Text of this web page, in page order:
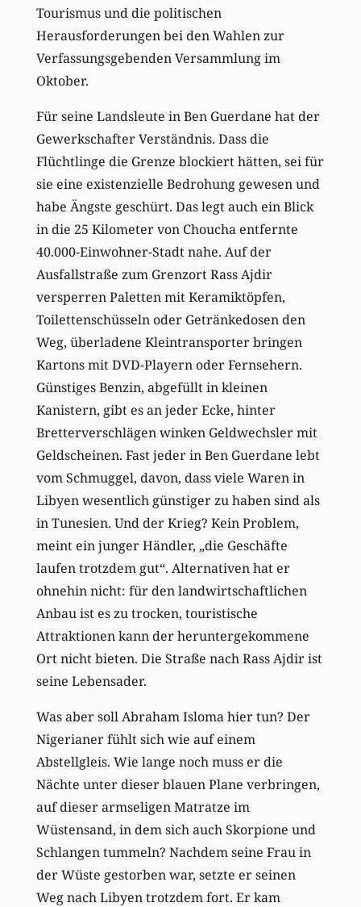
Tourismus und die politischen
Herausforderungen bei den Wahlen zur
Verfassungsgebenden Versammlung im
Oktober.
Für seine Landsleute in Ben Guerdane hat der
Gewerkschafter Verständnis. Dass die
Flüchtlinge die Grenze blockiert hätten, sei für
sie eine existenzielle Bedrohung gewesen und
habe Ängste geschürt. Das legt auch ein Blick
in die 25 Kilometer von Choucha entfernte
40.000-Einwohner-Stadt nahe. Auf der
Ausfallstraße zum Grenzort Rass Ajdir
versperren Paletten mit Keramiktöpfen,
Toilettenschüsseln oder Getränkedosen den
Weg, überladene Kleintransporter bringen
Kartons mit DVD-Playern oder Fernsehern.
Günstiges Benzin, abgefüllt in kleinen
Kanistern, gibt es an jeder Ecke, hinter
Bretterverschlägen winken Geldwechsler mit
Geldscheinen. Fast jeder in Ben Guerdane lebt
vom Schmuggel, davon, dass viele Waren in
Libyen wesentlich günstiger zu haben sind als
in Tunesien. Und der Krieg? Kein Problem,
meint ein junger Händler, „die Geschäfte
laufen trotzdem gut“. Alternativen hat er
ohnehin nicht: für den landwirtschaftlichen
Anbau ist es zu trocken, touristische
Attraktionen kann der heruntergekommene
Ort nicht bieten. Die Straße nach Rass Ajdir ist
seine Lebensader.
Was aber soll Abraham Isloma hier tun? Der
Nigerianer fühlt sich wie auf einem
Abstellgleis. Wie lange noch muss er die
Nächte unter dieser blauen Plane verbringen,
auf dieser armseligen Matratze im
Wüstensand, in dem sich auch Skorpione und
Schlangen tummeln? Nachdem seine Frau in
der Wüste gestorben war, setzte er seinen
Weg nach Libyen trotzdem fort. Er kam